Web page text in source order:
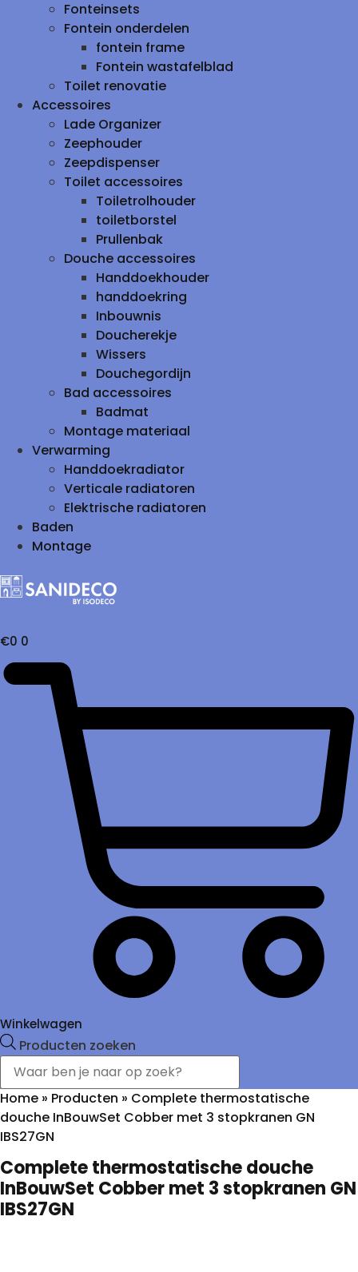
Fonteinsets
Fontein onderdelen
fontein frame
Fontein wastafelblad
Toilet renovatie
Accessoires
Lade Organizer
Zeephouder
Zeepdispenser
Toilet accessoires
Toiletrolhouder
toiletborstel
Prullenbak
Douche accessoires
Handdoekhouder
handdoekring
Inbouwnis
Doucherekje
Wissers
Douchegordijn
Bad accessoires
Badmat
Montage materiaal
Verwarming
Handdoekradiator
Verticale radiatoren
Elektrische radiatoren
Baden
Montage
€0 0
Winkelwagen
Producten zoeken
Home » Producten » Complete thermostatische
douche InBouwSet Cobber met 3 stopkranen GN
IBS27GN
Complete thermostatische douche
InBouwSet Cobber met 3 stopkranen GN
IBS27GN